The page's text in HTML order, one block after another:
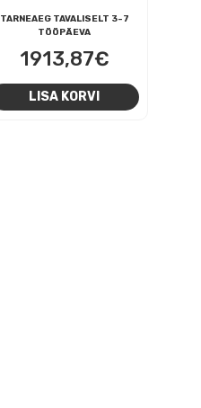
TARNEAEG TAVALISELT 3-7
TÖÖPÄEVA
1913,87€
LISA KORVI